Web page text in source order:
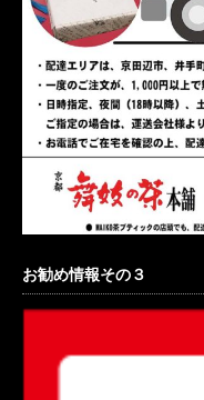
お勧め情報その３